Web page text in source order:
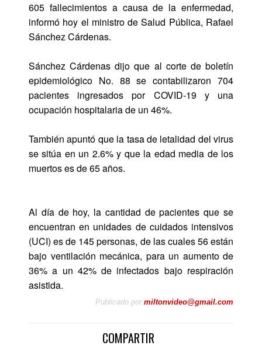
605 fallecimientos a causa de la enfermedad,
informó hoy el ministro de Salud Pública, Rafael
Sánchez Cárdenas.
Sánchez Cárdenas dijo que al corte de boletín
epidemiológico No. 88 se contabilizaron 704
pacientes ingresados por COVID-19 y una
ocupación hospitalaria de un 46%.
También apuntó que la tasa de letalidad del virus
se sitúa en un 2.6% y que la edad media de los
muertos es de 65 años.
Al día de hoy, la cantidad de pacientes que se
encuentran en unidades de cuidados intensivos
(UCI) es de 145 personas, de las cuales 56 están
bajo ventilación mecánica, para un aumento de
36% a un 42% de infectados bajo respiración
asistida.
Publicado por miltonvideo@gmail.com
COMPARTIR